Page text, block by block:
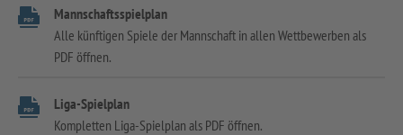
Mannschaftsspielplan
Alle künftigen Spiele der Mannschaft in allen Wettbewerben als
PDF öffnen.
Liga-Spielplan
Kompletten Liga-Spielplan als PDF öffnen.